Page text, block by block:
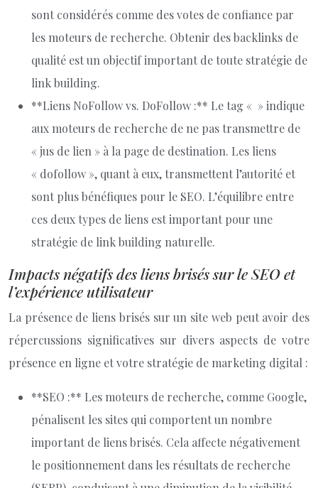
sont considérés comme des votes de confiance par
les moteurs de recherche. Obtenir des backlinks de
qualité est un objectif important de toute stratégie de
link building.
**Liens NoFollow vs. DoFollow :** Le tag « » indique
aux moteurs de recherche de ne pas transmettre de
« jus de lien » à la page de destination. Les liens
« dofollow », quant à eux, transmettent l’autorité et
sont plus bénéfiques pour le SEO. L’équilibre entre
ces deux types de liens est important pour une
stratégie de link building naturelle.
Impacts négatifs des liens brisés sur le SEO et
l’expérience utilisateur
La présence de liens brisés sur un site web peut avoir des
répercussions significatives sur divers aspects de votre
présence en ligne et votre stratégie de marketing digital :
**SEO :** Les moteurs de recherche, comme Google,
pénalisent les sites qui comportent un nombre
important de liens brisés. Cela affecte négativement
le positionnement dans les résultats de recherche